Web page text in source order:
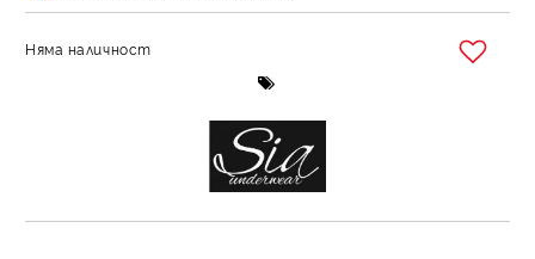
Няма наличност